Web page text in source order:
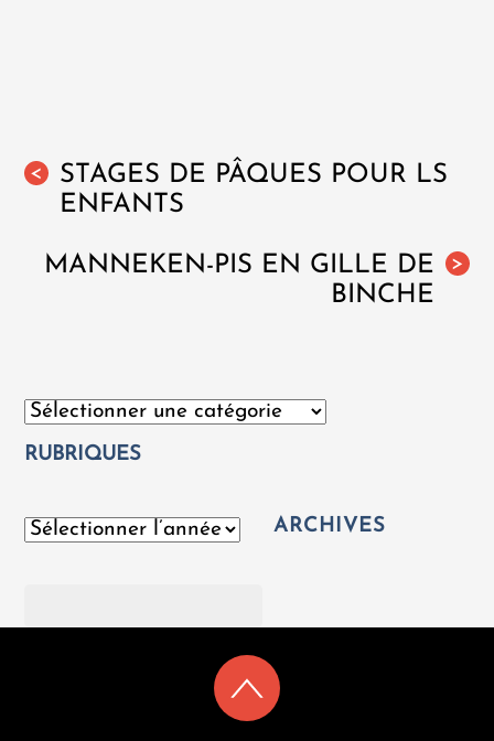
<
STAGES DE PÂQUES POUR LS
ENFANTS
>
MANNEKEN-PIS EN GILLE DE
BINCHE
Catégories
RUBRIQUES
Archives ARCHIVES